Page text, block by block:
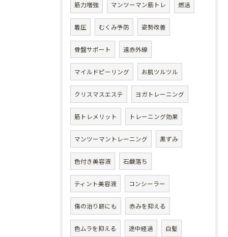
筋力増強 マンツーマン筋トレ 燃活
着圧 むくみ予防 姿勢改善
骨盤サポート 遠赤外線
マイルドピーリング お肌ツルツル
クリスマスエステ ヨガトレーニング
筋トレメリット トレーニング効果
マンツーマントレーニング 黒ずみ
色付き美容液 石鹸落ち
ティント美容液 コンシーラー
傷の治り跡にも 赤みを抑える
色ムラを抑える 途中経過 白髪